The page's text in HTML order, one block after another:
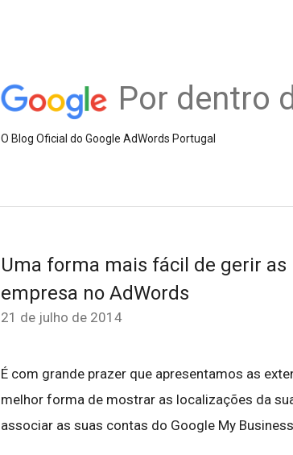
Por dentro
O Blog Oficial do Google AdWords Portugal
Uma forma mais fácil de gerir as
empresa no AdWords
21 de julho de 2014
É com grande prazer que apresentamos as
melhor forma de mostrar as localizações da
associar as suas contas do Google My